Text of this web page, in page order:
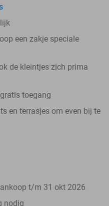
een zakje speciale
de kleintjes zich prima
toegang
en terrasjes om even bij te
t/m 31 okt 2026
nodig